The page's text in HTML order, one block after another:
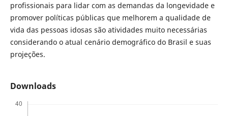
profissionais para lidar com as demandas da longevidade e
promover políticas públicas que melhorem a qualidade de
vida das pessoas idosas são atividades muito necessárias
considerando o atual cenário demográfico do Brasil e suas
projeções.
Downloads